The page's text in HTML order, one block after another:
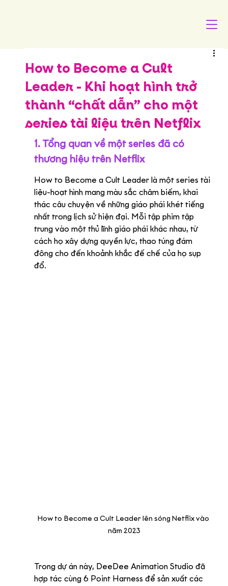
How to Become a Cult
Leader - Khi hoạt hình trở
thành “chất dẫn” cho một
series tài liệu trên Netflix
1. Tổng quan về một series đã có
thương hiệu trên Netflix
How to Become a Cult Leader là một series tài
liệu-hoạt hình mang màu sắc châm biếm, khai
thác câu chuyện về những giáo phái khét tiếng
nhất trong lịch sử hiện đại. Mỗi tập phim tập
trung vào một thủ lĩnh giáo phái khác nhau, từ
cách họ xây dựng quyền lực, thao túng đám
đông cho đến khoảnh khắc đế chế của họ sụp
đổ.
How to Become a Cult Leader lên sóng Netflix vào
năm 2023
Trong dự án này, DeeDee Animation Studio đã
hợp tác cùng 6 Point Harness để sản xuất các